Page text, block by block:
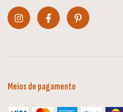
Meios de pagamento